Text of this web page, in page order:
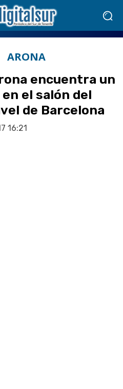
ARONA
encuentra un
el salón del
de Barcelona
16:21